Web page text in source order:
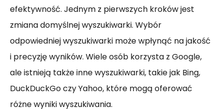
efektywność. Jednym z pierwszych kroków jest
zmiana domyślnej wyszukiwarki. Wybór
odpowiedniej wyszukiwarki może wpłynąć na jakość
i precyzję wyników. Wiele osób korzysta z Google,
ale istnieją także inne wyszukiwarki, takie jak Bing,
DuckDuckGo czy Yahoo, które mogą oferować
różne wyniki wyszukiwania.